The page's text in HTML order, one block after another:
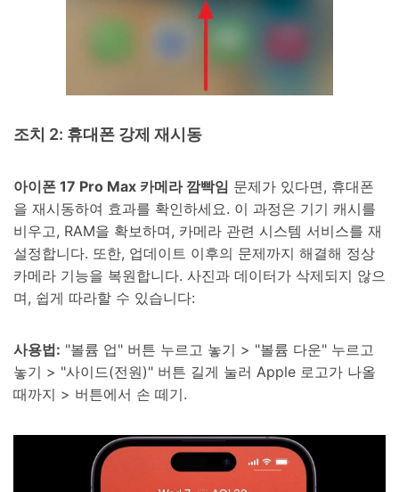
조치 2: 휴대폰 강제 재시동
아이폰 17 Pro Max 카메라 깜빡임 문제가 있다면, 휴대폰
을 재시동하여 효과를 확인하세요. 이 과정은 기기 캐시를
비우고, RAM을 확보하며, 카메라 관련 시스템 서비스를 재
설정합니다. 또한, 업데이트 이후의 문제까지 해결해 정상
카메라 기능을 복원합니다. 사진과 데이터가 삭제되지 않으
며, 쉽게 따라할 수 있습니다:
사용법: "볼륨 업" 버튼 누르고 놓기 > "볼륨 다운" 누르고
놓기 > "사이드(전원)" 버튼 길게 눌러 Apple 로고가 나올
때까지 > 버튼에서 손 떼기.